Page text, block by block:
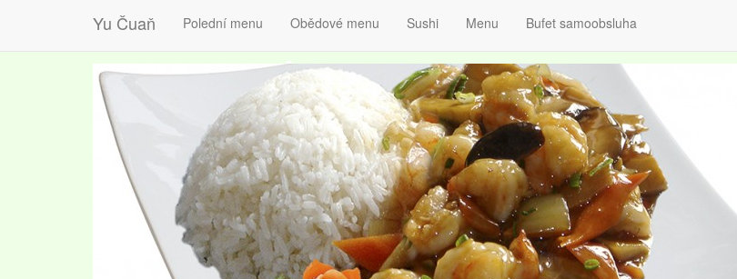
Yu Čuaň Polední menu Obědové menu Sushi Menu Bufet samoobsluha